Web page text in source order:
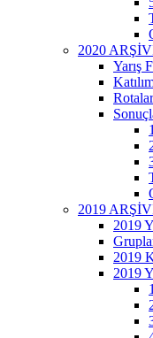
2020
Yarış
Rotalar
2019
2019
2019
2019